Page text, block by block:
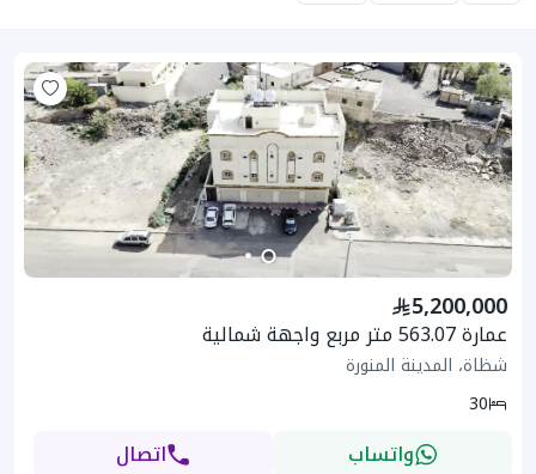
5,200,000
عمارة 563.07 متر مربع واجهة شمالية
شظاة، المدينة المنورة
30
واتساب اتصال